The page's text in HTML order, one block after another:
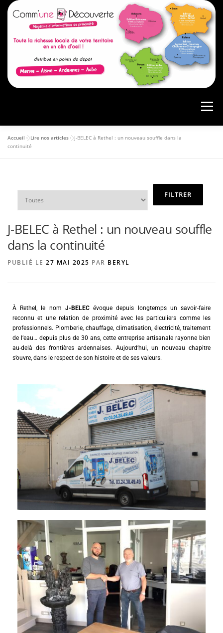
Menu
ACCUEIL
Accueil »Lire nos articles »J-BELEC à Rethel : un nouveau souffle dans la
continuité
J-BELEC à Rethel : un nouveau souffle
dans la continuité
PUBLIÉ LE 27 MAI 2025 PAR BERYL
À Rethel, le nom J-BELECévoque depuis longtemps un savoir-faire
reconnu et une relation de proximité avec les particuliers comme les
professionnels. Plomberie, chauffage, climatisation, électricité, traitement
de l’eau… depuis plus de 30 ans, cette entreprise artisanale rayonne bien
au-delà des frontières ardennaises. Aujourd’hui, un nouveau chapitre
s’ouvre, dans le respect de son histoire et de ses valeurs.